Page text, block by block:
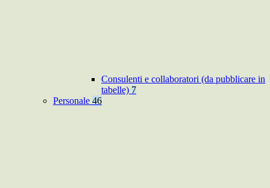
Consulenti e collaboratori (da pubblicare in
tabelle) 7
Personale 46